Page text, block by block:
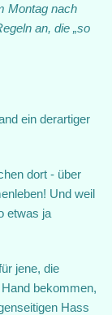
Montag nach
an, die „so
ein derartiger
dort - über
Und weil
etwas ja
jene, die
bekommen,
Hass